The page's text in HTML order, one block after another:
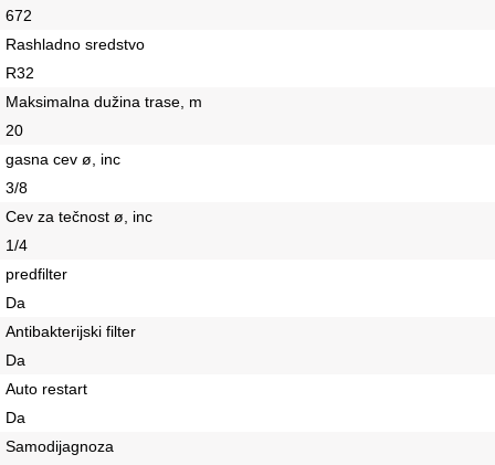
672
Rashladno sredstvo
R32
Maksimalna dužina trase, m
20
gasna cev ø, inc
3/8
Cev za tečnost ø, inc
1/4
predfilter
Da
Antibakterijski filter
Da
Auto restart
Da
Samodijagnoza